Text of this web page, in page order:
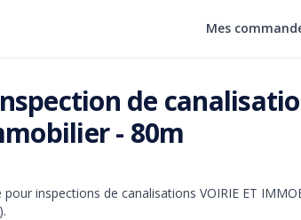
Mes
de
- 80m
inspections de canalisations VOIRIE ET